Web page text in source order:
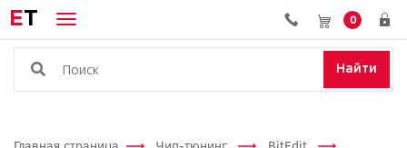
ET 0
Найти